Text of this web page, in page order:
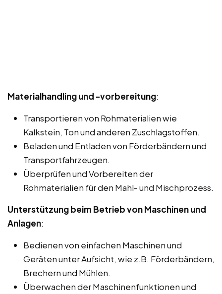
Materialhandling und -vorbereitung:
Transportieren von Rohmaterialien wie
Kalkstein, Ton und anderen Zuschlagstoffen.
Beladen und Entladen von Förderbändern und
Transportfahrzeugen.
Überprüfen und Vorbereiten der
Rohmaterialien für den Mahl- und Mischprozess.
Unterstützung beim Betrieb von Maschinen und
Anlagen:
Bedienen von einfachen Maschinen und
Geräten unter Aufsicht, wie z.B. Förderbändern,
Brechern und Mühlen.
Überwachen der Maschinenfunktionen und